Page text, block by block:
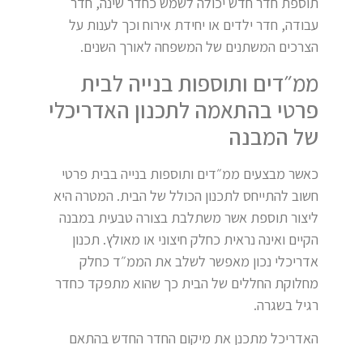
עבודה, חדר ילדים או יחידת אירוח וכך לענות על
הצרכים המשתנים של המשפחה לאורך השנים.
ממ״דים ותוספות בנייה לבית
פרטי בהתאמה לתכנון האדריכלי
של המבנה
כאשר מבצעים ממ״דים ותוספות בנייה בבית פרטי
חשוב להתייחס לתכנון הכולל של הבית. המטרה היא
ליצור תוספת אשר משתלבת בצורה טבעית במבנה
הקיים ואינה נראית כחלק חיצוני או מאולץ. תכנון
אדריכלי נכון מאפשר לשלב את הממ״ד כחלק
מחלוקת החללים של הבית כך שהוא מתפקד כחדר
רגיל בשגרה.
האדריכל מתכנן את מיקום החדר החדש בהתאם